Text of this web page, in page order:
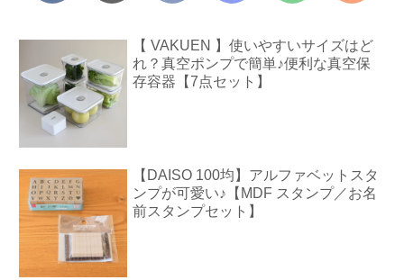
【 VAKUEN 】使いやすいサイズはど
れ？真空ポンプで簡単♪便利な真空保
存容器【7点セット】
【DAISO 100均】アルファベットスタ
ンプが可愛い♪【MDF スタンプ／お名
前スタンプセット】